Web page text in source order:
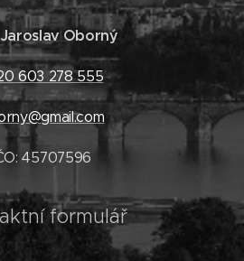
Oborný
603 278 555
45707596
formulář